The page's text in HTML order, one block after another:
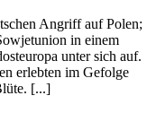
Angriff auf Polen;
in einem
unter sich auf.
erlebten im Gefolge
[...]